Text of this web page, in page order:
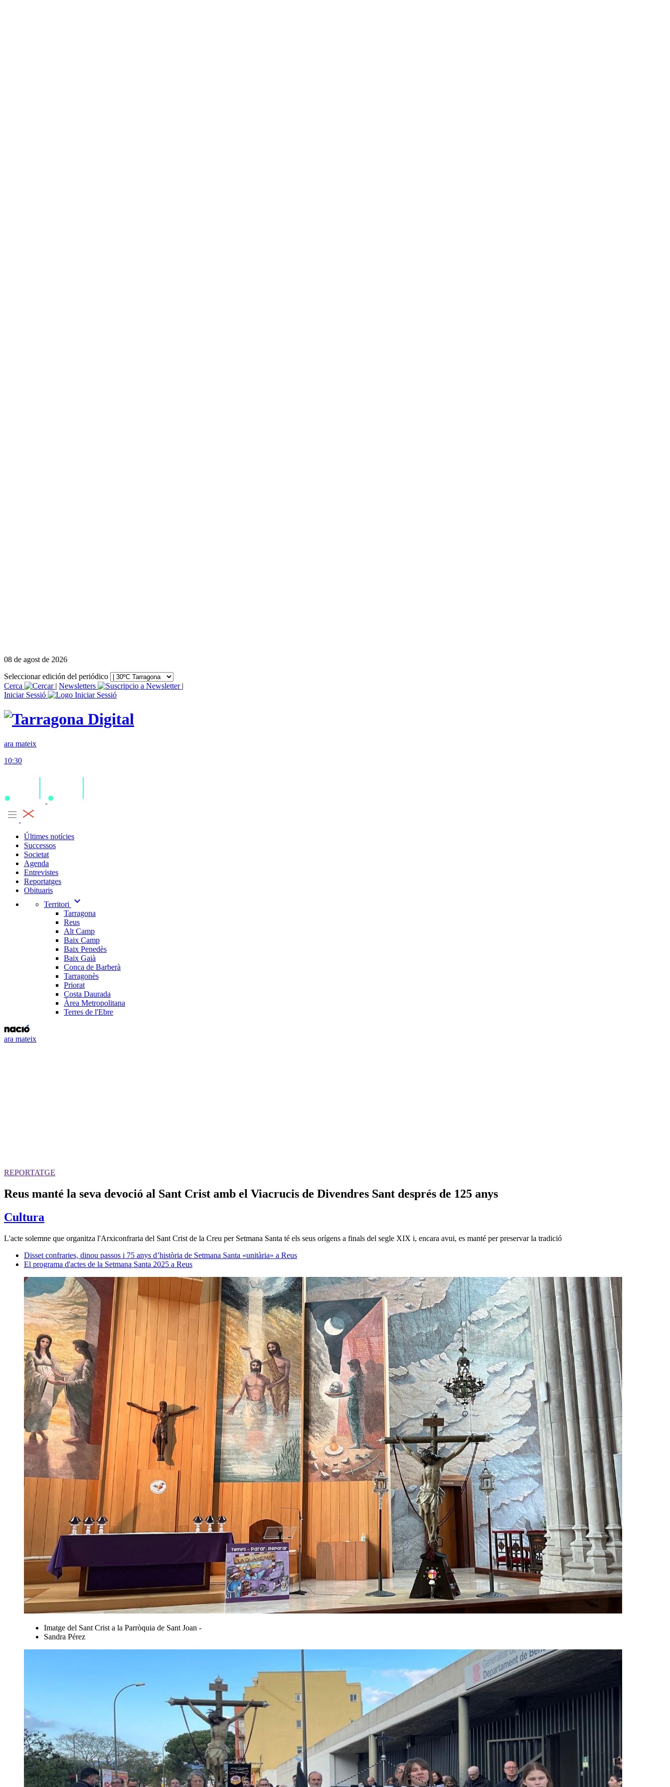
08 de agost de 2026
Seleccionar edición del periódico
Cerca
| Newsletters
|
Iniciar Sessió
ara mateix
10:30
Últimes notícies
Successos
Societat
Agenda
Entrevistes
Reportatges
Obituaris
Territori
expand_more
Tarragona
Reus
Alt Camp
Baix Camp
Baix Penedès
Baix Gaià
Conca de Barberà
Tarragonès
Priorat
Costa Daurada
Àrea Metropolitana
Terres de l'Ebre
ara mateix
REPORTATGE
Reus manté la seva devoció al Sant Crist amb el Viacrucis de Divendres Sant després de 125 anys
Cultura
L'acte solemne que organitza l'Arxiconfraria del Sant Crist de la Creu per Setmana Santa té els seus orígens a finals del segle XIX i, encara avui, es manté per preservar la tradició
Disset confraries, dinou passos i 75 anys d’història de Setmana Santa «unitària» a Reus
El programa d'actes de la Setmana Santa 2025 a Reus
Imatge del Sant Crist a la Parròquia de Sant Joan -
Sandra Pérez